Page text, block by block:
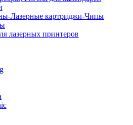
Лазерные картриджи-Чипы
лазерных принтеров